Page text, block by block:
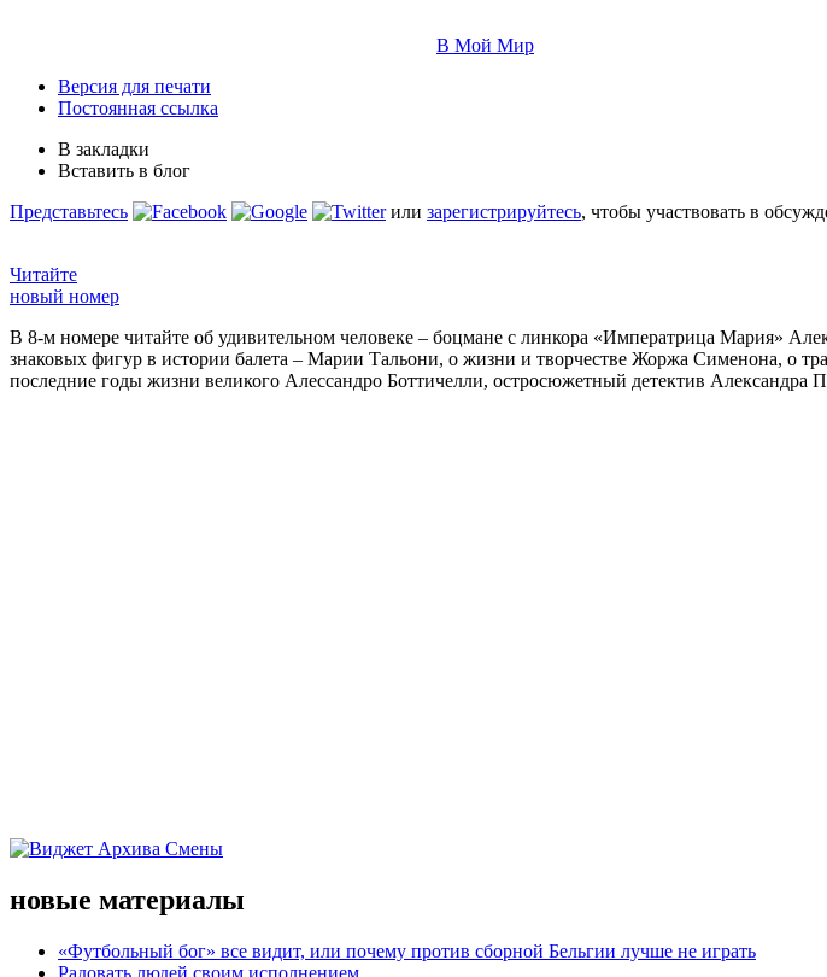
В Мой Мир
Версия для печати
Постоянная ссылка
В закладки
Вставить в блог
Представьтесь
или зарегистрируйтесь, чтобы участвовать в
Читайте
новый номер
В 8-м номере читайте об удивительном человеке – боцмане с линкора «Императрица Мария»
знаковых фигур в истории балета – Марии Тальони, о жизни и творчестве Жоржа Сименона, о
последние годы жизни великого Алессандро Боттичелли, остросюжетный детектив Александра
новые материалы
«Футбольный бог» все видит, или почему против сборной Бельгии лучше не играть
Радовать людей своим исполнением